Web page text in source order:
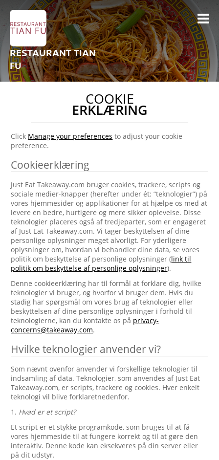
RESTAURANT TIAN
FU
COOKIE
ERKLÆRING
Click Manage your preferences to adjust your cookie
preference.
Cookieerklæring
Just Eat Takeaway.com bruger cookies, trackere, scripts og
sociale medier-knapper (herefter under ét: “teknologier”) på
vores hjemmesider og applikationer for at hjælpe os med at
levere en bedre, hurtigere og mere sikker oplevelse. Disse
teknologier placeres også af tredjeparter, som er engageret
af Just Eat Takeaway.com. Vi tager beskyttelsen af dine
personlige oplysninger meget alvorligt. For yderligere
oplysninger om, hvordan vi behandler dine data, se vores
politik om beskyttelse af personlige oplysninger (link til
politik om beskyttelse af personlige oplysninger).
Denne cookieerklæring har til formål at forklare dig, hvilke
teknologier vi bruger, og hvorfor vi bruger dem. Hvis du
stadig har spørgsmål om vores brug af teknologier eller
beskyttelsen af dine personlige oplysninger i forhold til
teknologierne, kan du kontakte os på privacy-
concerns@takeaway.com.
Hvilke teknologier anvender vi?
Som nævnt ovenfor anvender vi forskellige teknologier til
indsamling af data. Teknologier, som anvendes af Just Eat
Takeaway.com, er scripts, trackere og cookies. Hver enkelt
teknologi vil blive forklaretnedenfor.
1. Hvad er et script?
Et script er et stykke programkode, som bruges til at få
vores hjemmeside til at fungere korrekt og til at gøre den
interaktiv. Denne kode kan eksekveres på din server eller
på dit udstyr.